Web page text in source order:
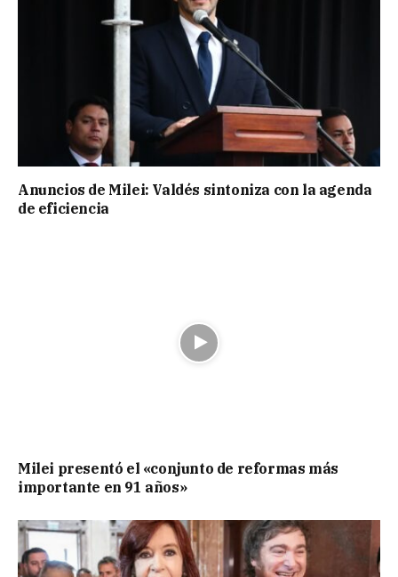
Anuncios de Milei: Valdés sintoniza con la agenda
de eficiencia
Milei presentó el «conjunto de reformas más
importante en 91 años»